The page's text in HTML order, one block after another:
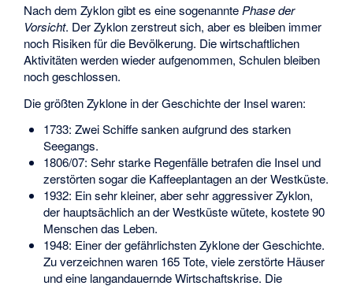
Nach dem Zyklon gibt es eine sogenannte Phase der
Vorsicht. Der Zyklon zerstreut sich, aber es bleiben immer
noch Risiken für die Bevölkerung. Die wirtschaftlichen
Aktivitäten werden wieder aufgenommen, Schulen bleiben
noch geschlossen.
Die größten Zyklone in der Geschichte der Insel waren:
1733: Zwei Schiffe sanken aufgrund des starken
Seegangs.
1806/07: Sehr starke Regenfälle betrafen die Insel und
zerstörten sogar die Kaffeeplantagen an der Westküste.
1932: Ein sehr kleiner, aber sehr aggressiver Zyklon,
der hauptsächlich an der Westküste wütete, kostete 90
Menschen das Leben.
1948: Einer der gefährlichsten Zyklone der Geschichte.
Zu verzeichnen waren 165 Tote, viele zerstörte Häuser
und eine langandauernde Wirtschaftskrise. Die